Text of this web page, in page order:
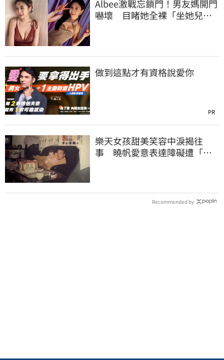
Albee激戰忘鎖門！男友媽開門
嚇壞 目睹她全裸「坐她兒子
做到這點才有資格說愛你
PR
樂天女孩甜美笑容中淚揭往
事 曉帆愛意表達障礙遭「粉
Recommended by